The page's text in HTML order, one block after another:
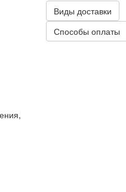
Виды доставки
Способы оплаты